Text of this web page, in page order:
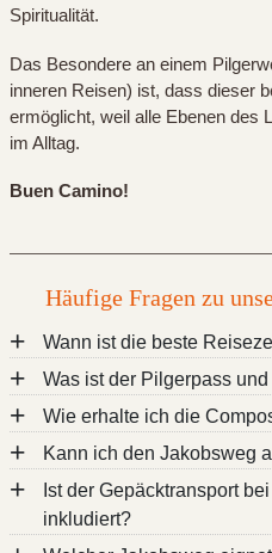
Spiritualität.
Das Besondere an einem
inneren Reisen) ist, dass dieser
ermöglicht, weil alle Ebenen des
im Alltag.
Buen Camino!
Häufige Fragen zu
+ Wann ist die beste
+ Was ist der Pilgerpass
+ Wie erhalte ich die
+ Kann ich den Jakobsweg
+
Ist der Gepäcktransport
inkludiert?